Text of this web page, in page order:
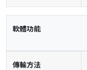
軟體功能
傳輸方法